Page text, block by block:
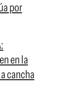
por
en la
cancha